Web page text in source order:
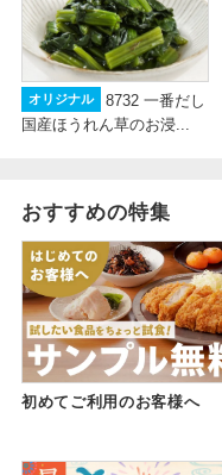
オリジナル
8732 一番だし
国産ほうれん草のお浸...
おすすめの特集
初めてご利用のお客様へ